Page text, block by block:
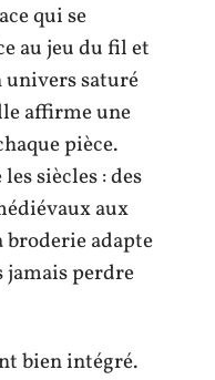
qui se
au jeu du fil et
univers saturé
affirme une
pièce.
siècles : des
aux
broderie adapte
jamais perdre
bien intégré.